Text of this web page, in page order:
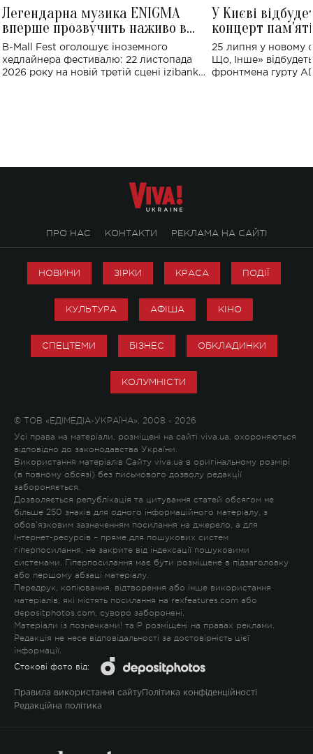
Легендарна музика ENIGMA
вперше прозвучить наживо в
Україні: де відбудеться концерт
B-Mall Fest оголошує іноземного
хедлайнера фестивалю: 22 листопада
2026 року на новій третій сцені izibank
У Києві
концерт
Клименка:
виконають
25 липня у новому
Що, Інше»
фронтмена гурту
ПРО НАС КОНТАКТИ РЕКЛАМА НА САЙТІ
НОВИНИ ЗІРКИ КРАСА ПОДІЇ
КУЛЬТУРА АФІША КІНО
СПЕЦТЕМИ БІЗНЕС ОБКЛАДИНКИ
КОЛУМНІСТИ
© ТОВ «ЕДІМЕДІА-УКРАЇНА», 2008 - 2026
Усі права на матеріали, розміщені на сайті viva.ua, охороняються
відповідно до законодавства України.
Використання матеріалів Сайту viva.ua в оригінальному розмірі
(в повному обсязі) без письмового дозволу редакції
забороняється.
Дозволяється републікація та цитування статей обсягом не
більше 250 знаків для одного інформаційного матеріалу, з
обов'язковим зазначенням посилання на джерело, а для
Інтернет-ресурсів – пряме для пошукових систем
гіперпосилання, не закрите від індексації пошуковими
системами. Гіперпосилання має бути розміщене в підзаголовку
або першому абзаці матеріалу.
Передрук, копіювання, відтворення або інше використання
матеріалів, які містять посилання на rexfeatures.com або
depositphotos.com, суворо заборонені.
Матеріали із позначками! та P розміщені на правах реклами.
Редакція не несе відповідальності за достовірність цієї
інформації.
Стокові фото від:
Правила використання сайту Політика конфіденційності
Редакційна політика